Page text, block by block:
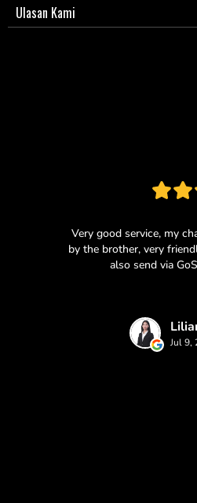
Ulasan Kami